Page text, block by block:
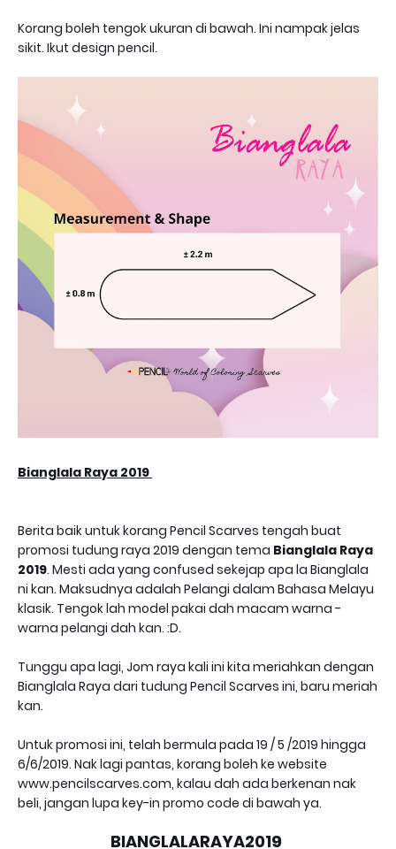
Korang boleh tengok ukuran di bawah. Ini nampak jelas
sikit. Ikut design pencil.
Bianglala Raya 2019
Berita baik untuk korang Pencil Scarves tengah buat
promosi tudung raya 2019 dengan tema Bianglala Raya
2019. Mesti ada yang confused sekejap apa la Bianglala
ni kan. Maksudnya adalah Pelangi dalam Bahasa Melayu
klasik. Tengok lah model pakai dah macam warna -
warna pelangi dah kan. :D.
Tunggu apa lagi, Jom raya kali ini kita meriahkan dengan
Bianglala Raya dari tudung Pencil Scarves ini, baru meriah
kan.
Untuk promosi ini, telah bermula pada 19 / 5 /2019 hingga
6/6/2019. Nak lagi pantas, korang boleh ke website
www.pencilscarves.com, kalau dah ada berkenan nak
beli, jangan lupa key-in promo code di bawah ya.
BIANGLALARAYA2019